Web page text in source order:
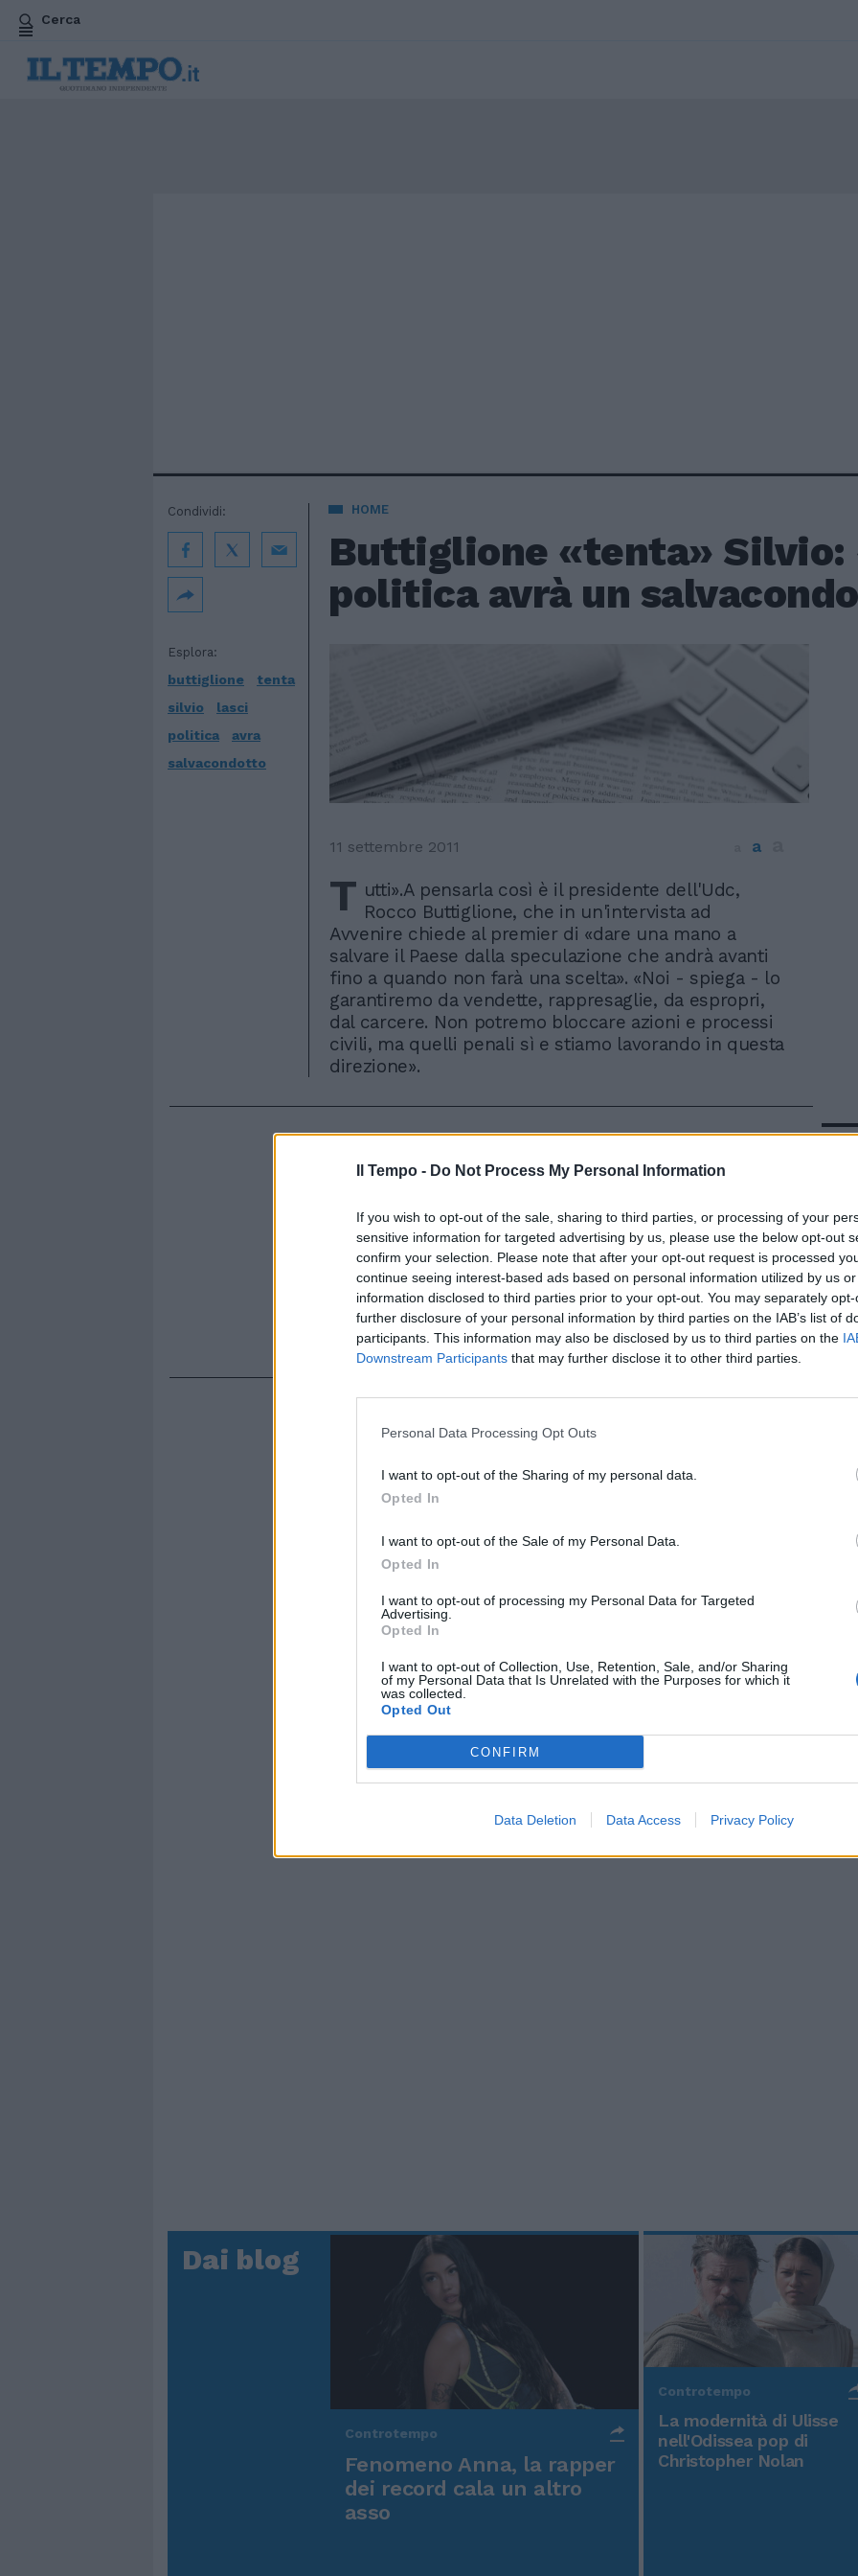
Il Tempo - Do Not Process My Personal Information
If you wish to opt-out of the sale, sharing to third parties, or processing of your
sensitive information for targeted advertising by us, please use the below opt-out
confirm your selection. Please note that after your opt-out request is processed
continue seeing interest-based ads based on personal information utilized by us
information disclosed to third parties prior to your opt-out. You may separately
further disclosure of your personal information by third parties on the IAB’s list of
participants. This information may also be disclosed by us to third parties on the
Downstream Participants that may further disclose it to other third parties.
Personal Data Processing Opt Outs
I want to opt-out of the Sharing of my personal data.
Opted In
I want to opt-out of the Sale of my Personal Data.
Opted In
I want to opt-out of processing my Personal Data for Targeted
Advertising.
Opted In
I want to opt-out of Collection, Use, Retention, Sale, and/or Sharing
of my Personal Data that Is Unrelated with the Purposes for which it
was collected.
Opted Out
CONFIRM
Data Deletion Data Access Privacy Policy
Cerca
HOME
Buttiglione «tenta» Silvio:
politica avrà un
Esplora:
buttiglione
tenta
silvio
lasci
politica
avra
salvacondotto
Condividi:
11 settembre 2011 a
T utti».A pensarla così è il presidente dell'Udc,
Rocco Buttiglione, che in un'intervista ad
Avvenire chiede al premier di «dare una mano a
salvare il Paese dalla speculazione che andrà avanti
fino a quando non farà una scelta». «Noi - spiega - lo
garantiremo da vendette, rappresaglie, da espropri,
dal carcere. Non potremo bloccare azioni e processi
civili, ma quelli penali sì e stiamo lavorando in questa
direzione».
In
Rudy Giuliani a Come States?
americana
Dai blog
Controtempo
Fenomeno Anna, la rapper
dei record cala un altro
asso
Controtempo
La modernità di Ulisse
nell'Odissea pop di
Christopher Nolan